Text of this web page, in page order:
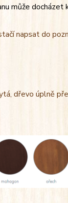
může docházet
napsat do
dřevo úplně